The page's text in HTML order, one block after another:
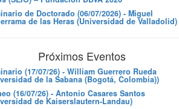
de Doctorado (06/07/2026) - Miguel
de las Heras (Universidad de Valladolid)
Próximos Eventos
(17/07/26) - William Guerrero Rueda
de la Sabana (Bogotá, Colombia))
(16/07/26) - Antonio Casares Santos
de Kaiserslautern-Landau)